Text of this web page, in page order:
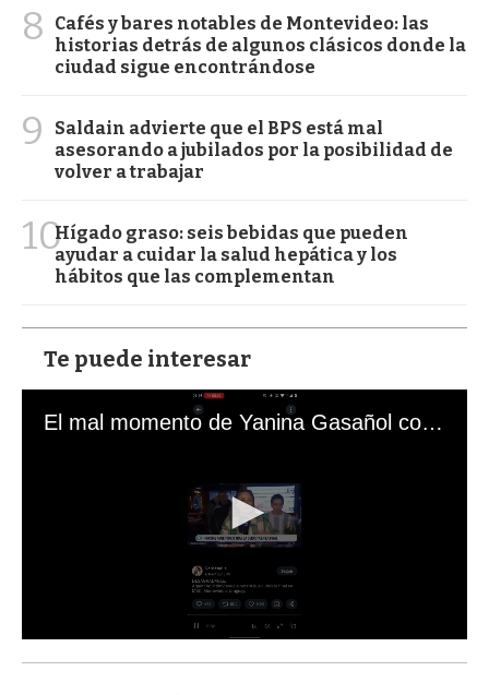
8
Cafés y bares notables de Montevideo: las
historias detrás de algunos clásicos donde la
ciudad sigue encontrándose
9
Saldain advierte que el BPS está mal
asesorando a jubilados por la posibilidad de
volver a trabajar
10Hígado graso: seis bebidas que pueden
ayudar a cuidar la salud hepática y los
hábitos que las complementan
Te puede interesar
El mal momento de Yanina Gasañol con un hincha argentino en "Subrayado"
s